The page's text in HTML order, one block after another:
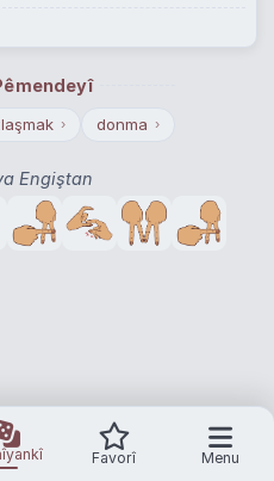
› donma ›
Engiştan
Favorî Menu